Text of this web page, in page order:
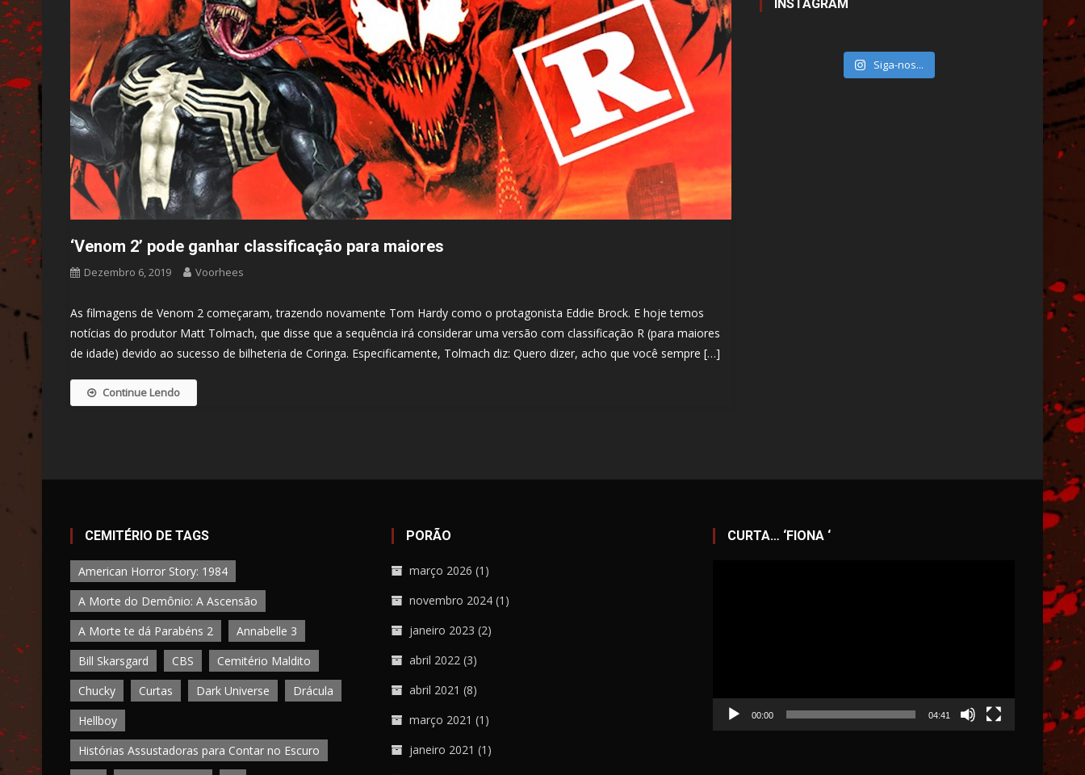
‘Venom 2’ pode ganhar classificação para maiores
Dezembro 6, 2019 Voorhees
As filmagens de Venom 2 começaram, trazendo novamente Tom Hardy como o protagonista Eddie Brock. E hoje temos
notícias do produtor Matt Tolmach, que disse que a sequência irá considerar uma versão com classificação R (para maiores
de idade) devido ao sucesso de bilheteria de Coringa. Especificamente, Tolmach diz: Quero dizer, acho que você sempre […]
Continue Lendo
INSTAGRAM
Siga-nos...
CEMITÉRIO DE TAGS
American Horror Story: 1984
A Morte do Demônio: A Ascensão
A Morte te dá Parabéns 2
Annabelle 3
Bill Skarsgard
CBS
Cemitério Maldito
Chucky
Curtas Dark Universe
Drácula
Hellboy
Histórias Assustadoras para Contar no Escuro
PORÃO
março 2026 (1)
novembro 2024 (1)
janeiro 2023 (2)
abril 2022 (3)
abril 2021 (8)
março 2021 (1)
janeiro 2021 (1)
CURTA… ‘FIONA ‘
00:00 04:41